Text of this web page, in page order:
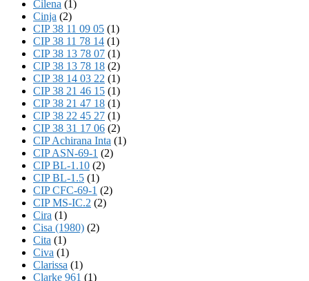
Cilena (1)
Cinja (2)
CIP 38 11 09 05 (1)
CIP 38 11 78 14 (1)
CIP 38 13 78 07 (1)
CIP 38 13 78 18 (2)
CIP 38 14 03 22 (1)
CIP 38 21 46 15 (1)
CIP 38 21 47 18 (1)
CIP 38 22 45 27 (1)
CIP 38 31 17 06 (2)
CIP Achirana Inta (1)
CIP ASN-69-1 (2)
CIP BL-1.10 (2)
CIP BL-1.5 (1)
CIP CFC-69-1 (2)
CIP MS-IC.2 (2)
Cira (1)
Cisa (1980) (2)
Cita (1)
Civa (1)
Clarissa (1)
Clarke 961 (1)